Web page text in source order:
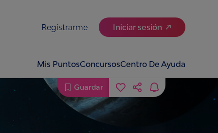
Regístrarme Iniciar sesión
Mis PuntosConcursosCentro De Ayuda
Guardar